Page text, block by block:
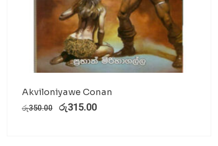
Akviloniyawe Conan
රු350.00 රු315.00